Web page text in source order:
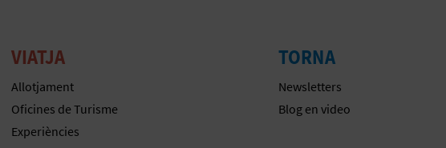
VIATJA
Allotjament
Oficines de Turisme
Experiències
TORNA
Newsletters
Blog en video